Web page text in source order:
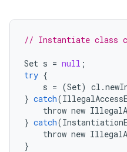
// Instantiate class
Set s = null ;
try {
s = (Set) cl .
} catch(
throw new
} catch(
throw new
}